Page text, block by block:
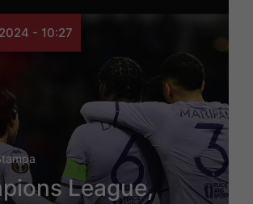
- 10:27
League,